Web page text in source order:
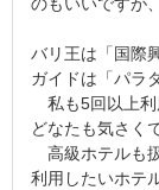
バリ王は「国際
ガイドは「パラ
私も5回以上利
どなたも気さく
高級ホテルも
利用したいホテ